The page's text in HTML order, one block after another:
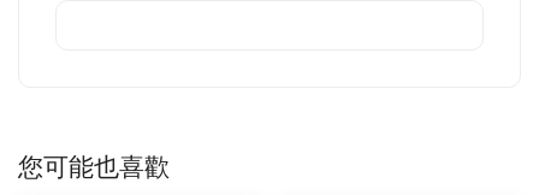
您可能也喜歡